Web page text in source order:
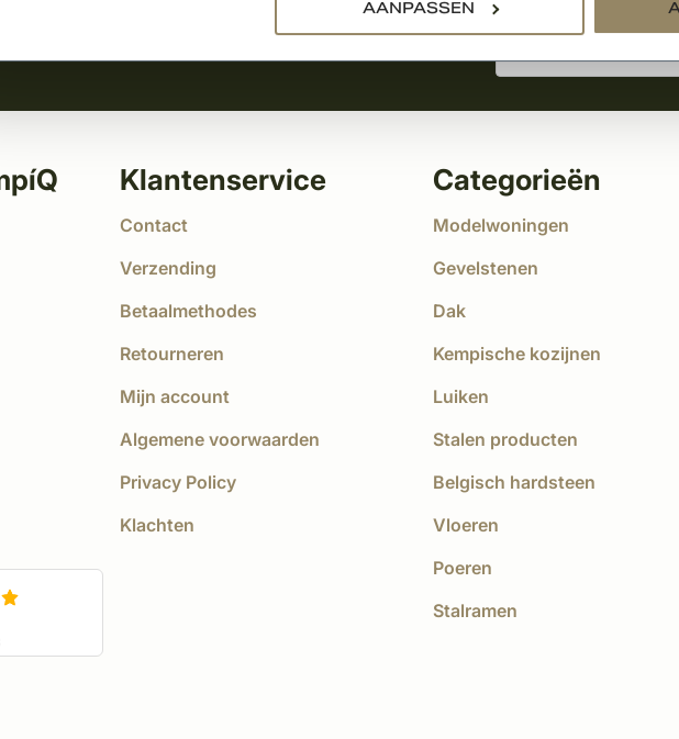
AANPASSEN
Klantenservice
Contact
Verzending
Betaalmethodes
Retourneren
Mijn account
Algemene voorwaarden
Privacy Policy
Klachten
Categorieën
Modelwoningen
Gevelstenen
Dak
Kempische kozijnen
Luiken
Stalen producten
Belgisch hardsteen
Vloeren
Poeren
Stalramen